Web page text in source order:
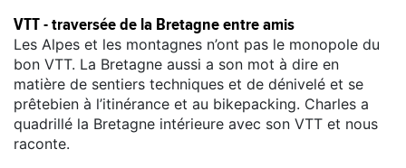
VTT - traversée de la Bretagne entre amis
Les Alpes et les montagnes n’ont pas le monopole du
bon VTT. La Bretagne aussi a son mot à dire en
matière de sentiers techniques et de dénivelé et se
prêtebien à l’itinérance et au bikepacking. Charles a
quadrillé la Bretagne intérieure avec son VTT et nous
raconte.